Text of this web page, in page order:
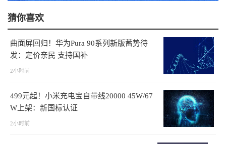
猜你喜欢
曲面屏回归！华为Pura 90系列新版蓄势待
发：定价亲民 支持国补
2小时前
499元起！小米充电宝自带线20000 45W/67
W上架：新国标认证
2小时前